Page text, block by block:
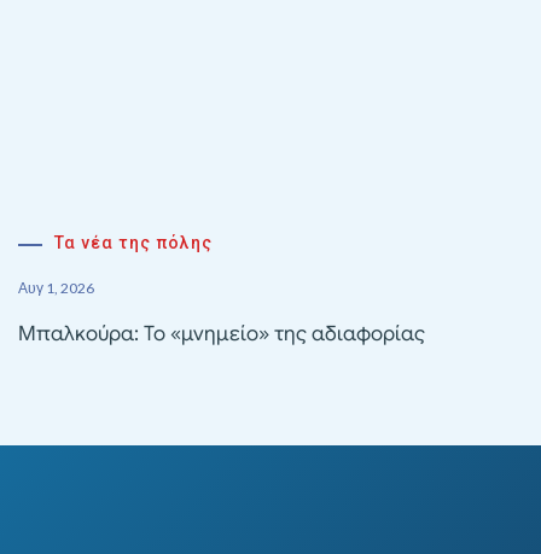
Τα νέα της πόλης
Αυγ 1, 2026
Μπαλκούρα: Το «μνημείο» της αδιαφορίας